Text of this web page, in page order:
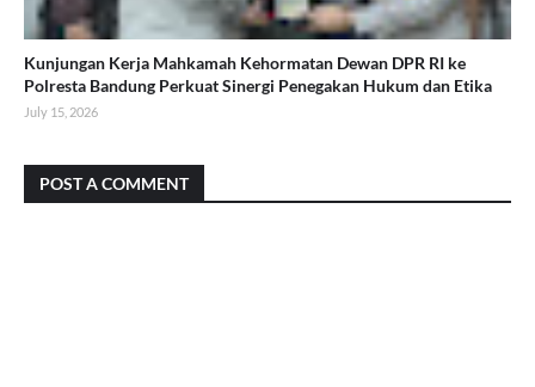
Kunjungan Kerja Mahkamah Kehormatan Dewan DPR RI ke
Polresta Bandung Perkuat Sinergi Penegakan Hukum dan Etika
July 15, 2026
POST A COMMENT